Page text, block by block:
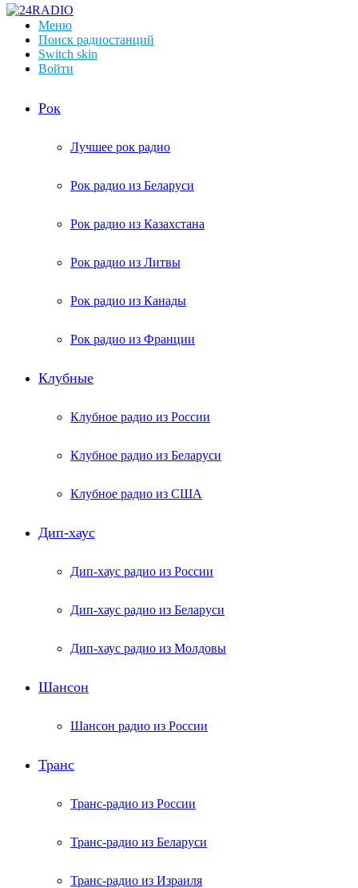
Меню
Поиск радиостанций
Switch skin
Войти
Рок
Лучшее рок радио
Рок радио из Беларуси
Рок радио из Казахстана
Рок радио из Литвы
Рок радио из Канады
Рок радио из Франции
Клубные
Клубное радио из России
Клубное радио из Беларуси
Клубное радио из США
Дип-хаус
Дип-хаус радио из России
Дип-хаус радио из Беларуси
Дип-хаус радио из Молдовы
Шансон
Шансон радио из России
Транс
Транс-радио из России
Транс-радио из Беларуси
Транс-радио из Израиля